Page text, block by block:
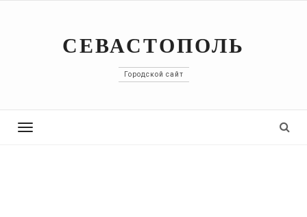
СЕВАСТОПОЛЬ
Городской сайт
Toggle